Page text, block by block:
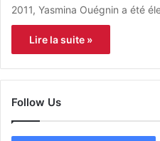
2011, Yasmina Ouégnin a été
Lire la suite »
Follow Us